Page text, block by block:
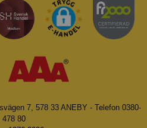
7, 578 33 ANEBY - Telefon 0380-
478 80